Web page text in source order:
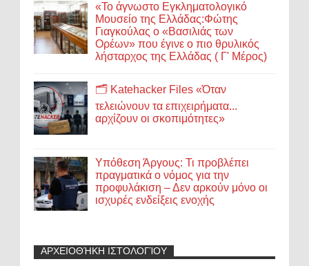
«Το άγνωστο Εγκληματολογικό
Μουσείο της Ελλάδας:Φώτης
Γιαγκούλας ο «Βασιλιάς των
Ορέων» που έγινε ο πιο θρυλικός
λήσταρχος της Ελλάδας ( Γ' Μέρος)
🗂️ Katehacker Files «Όταν
τελειώνουν τα επιχειρήματα...
αρχίζουν οι σκοπιμότητες»
Υπόθεση Άργους: Τι προβλέπει
πραγματικά ο νόμος για την
προφυλάκιση – Δεν αρκούν μόνο οι
ισχυρές ενδείξεις ενοχής
ΑΡΧΕΙΟΘΉΚΗ ΙΣΤΟΛΟΓΊΟΥ